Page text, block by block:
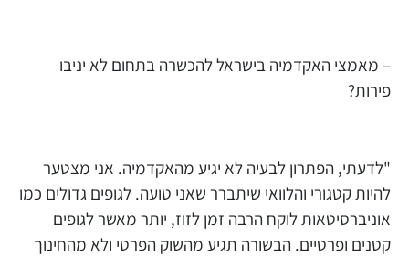
– מאמצי האקדמיה בישראל להכשרה בתחום לא יניבו
פירות?
"לדעתי, הפתרון לבעיה לא יגיע מהאקדמיה. אני מצטער
להיות קטגורי והלוואי שיתברר שאני טועה. לגופים גדולים כמו
אוניברסיטאות לוקח הרבה זמן לזוז, יותר מאשר לגופים
קטנים ופרטיים. הבשורה תגיע מהשוק הפרטי ולא מהחינוך